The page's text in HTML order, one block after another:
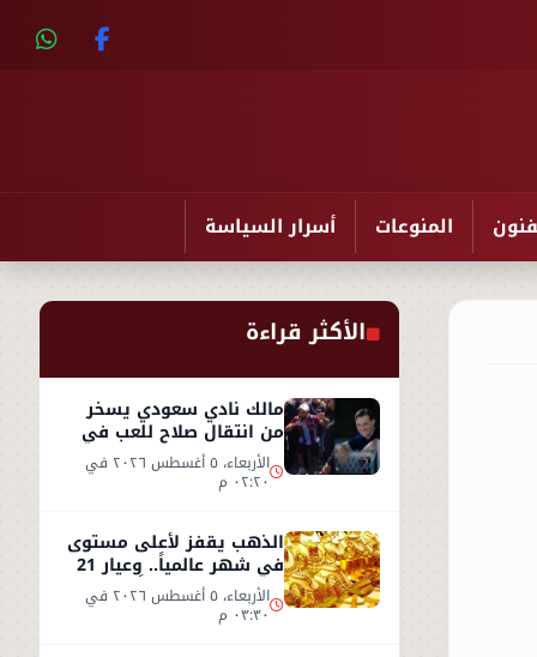
المنوعات أسرار السياسة
الأكثر قراءة
مالك نادي سعودي يسخر
من انتقال صلاح للعب في
تركيا ورفضه روشن الأربعاء، ٥ أغسطس ٢٠٢٦ في
٠٢:٢٠ م
الذهب يقفز لأعلى مستوى
في شهر عالمياً.. وعيار 21
يسجل 5930 جنيهاً الأربعاء، ٥ أغسطس ٢٠٢٦ في
٠٣:٣٠ م